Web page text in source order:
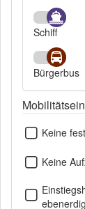
Schiff
Bürgerbus
Keine
Keine